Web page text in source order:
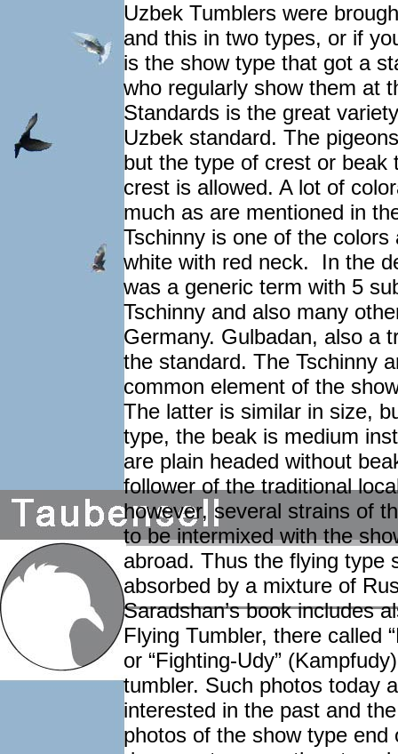
Uzbek Tumblers were
and this in two types, or if
is the show type that got a
who regularly show them at
Standards is the great
Uzbek standard. The
but the type of crest or beak
crest is allowed. A lot of
much as are mentioned in
Tschinny is one of the
white with red neck. In the
was a generic term with 5
Tschinny and also many
Germany. Gulbadan, also a
the standard. The Tschinny
common element of the
The latter is similar in size,
type, the beak is medium
are plain headed without
follower of the traditional
however, several strains of
to be intermixed with the
abroad. Thus the flying type
absorbed by a mixture of
Saradshan’s book includes
Flying Tumbler, there called
or “Fighting-Udy”
tumbler. Such photos today
interested in the past and
photos of the show type